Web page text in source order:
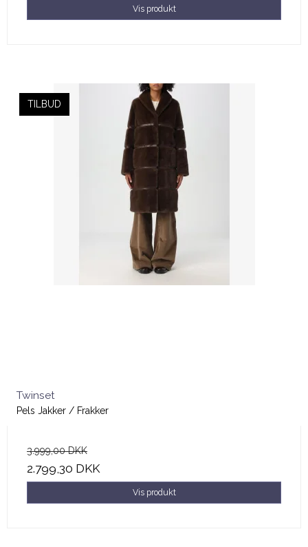
Vis produkt
TILBUD
Twinset
Pels Jakker / Frakker
3.999,00 DKK
2.799,30 DKK
Vis produkt